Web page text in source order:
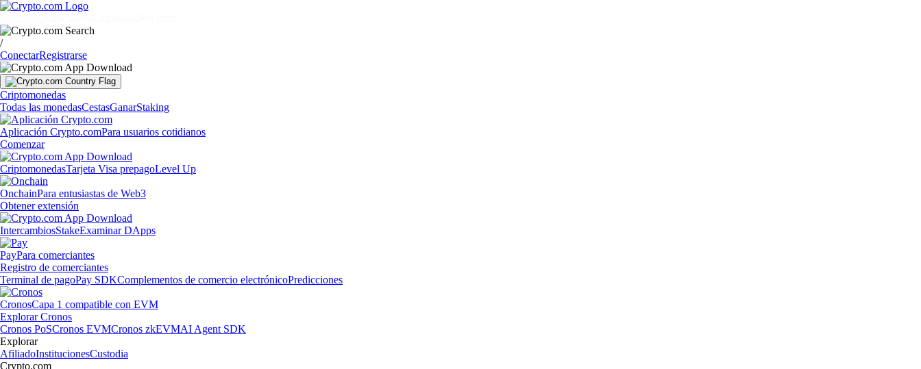
/
ConectarRegistrarse
Criptomonedas
Todas las monedasCestasGanarStaking
Aplicación Crypto.comPara usuarios cotidianos
Comenzar
CriptomonedasTarjeta Visa prepagoLevel Up
OnchainPara entusiastas de Web3
Obtener extensión
IntercambiosStakeExaminar DApps
PayPara comerciantes
Registro de comerciantes
Terminal de pagoPay SDKComplementos de comercio electrónicoPredicciones
CronosCapa 1 compatible con EVM
Explorar Cronos
Cronos PoSCronos EVMCronos zkEVMAI Agent SDK
Explorar
AfiliadoInstitucionesCustodia
Crypto.com